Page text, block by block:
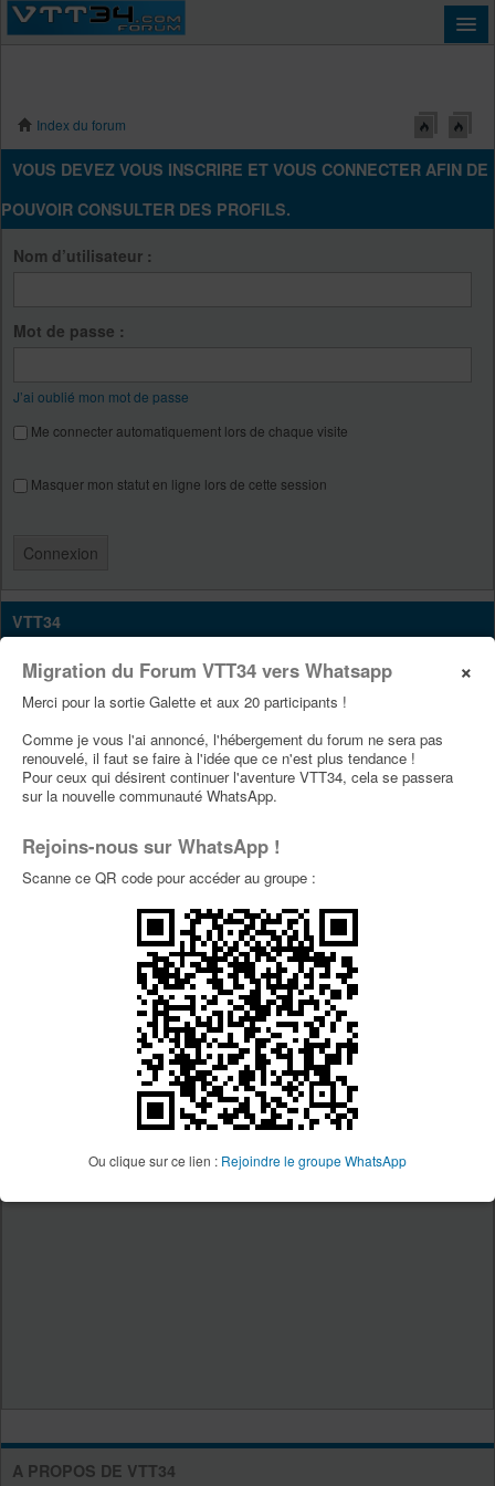
×
Migration du Forum VTT34 vers Whatsapp
Merci pour la sortie Galette et aux 20 participants !
Comme je vous l'ai annoncé, l'hébergement du forum ne sera pas
renouvelé, il faut se faire à l'idée que ce n'est plus tendance !
Pour ceux qui désirent continuer l'aventure VTT34, cela se passera
sur la nouvelle communauté WhatsApp.
Rejoins-nous sur WhatsApp !
Scanne ce QR code pour accéder au groupe :
Ou clique sur ce lien : Rejoindre le groupe WhatsApp
Index du forum
VOUS DEVEZ VOUS INSCRIRE ET VOUS CONNECTER AFIN DE
POUVOIR CONSULTER DES PROFILS.
Nom d’utilisateur :
Mot de passe :
J’ai oublié mon mot de passe
Me connecter automatiquement lors de chaque visite
Masquer mon statut en ligne lors de cette session
VTT34
Site Vtt34
Page Facebook Vtt34
PUBLICITÉS
A PROPOS DE VTT34